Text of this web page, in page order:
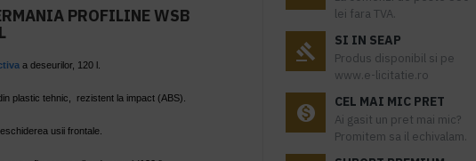
PROFILINE WSB
a deseurilor, 120 l.
plastic tehnic, rezistent la impact (ABS).
usii frontale.
lei fara TVA.
SI IN SEAP
Produs disponibil si pe
www.e-licitatie.ro
CEL MAI MIC PRET
Ai gasit un pret mai mic?
Promitem sa il echivalam.